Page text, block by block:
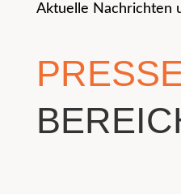
Aktuelle Nachrichten